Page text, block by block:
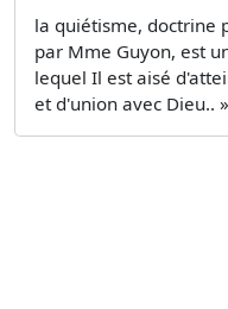
la quiétisme, doctrine
par Mme Guyon, est
lequel Il est aisé
et d'union avec Dieu.. »